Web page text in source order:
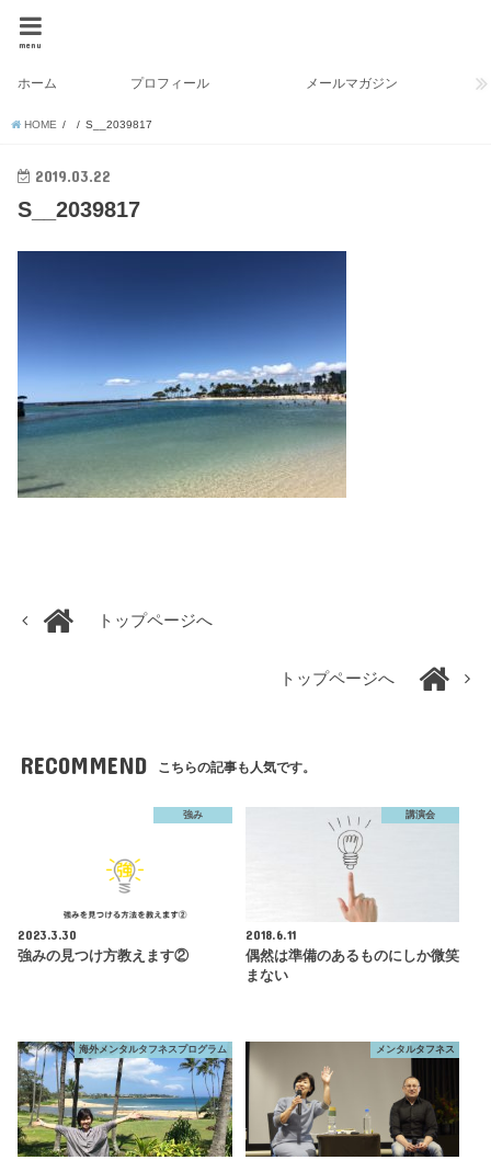
menu
ホーム プロフィール メールマガジン
HOME S__2039817
2019.03.22
S__2039817
トップページへ
トップページへ
RECOMMEND こちらの記事も人気です。
強み
2023.3.30
強みの見つけ方教えます②
講演会
2018.6.11
偶然は準備のあるものにしか微笑
まない
海外メンタルタフネスプログラム メンタルタフネス